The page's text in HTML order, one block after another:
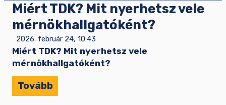
Miért TDK? Mit nyerhetsz vele
mérnökhallgatóként?
2026. február 24, 10:43
Miért TDK? Mit nyerhetsz vele
mérnökhallgatóként?
Tovább